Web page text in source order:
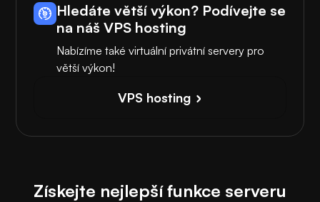
Hledáte větší výkon? Podívejte se
na náš VPS hosting
Nabízíme také virtuální privátní servery pro
větší výkon!
VPS hosting
Získejte nejlepší funkce serveru